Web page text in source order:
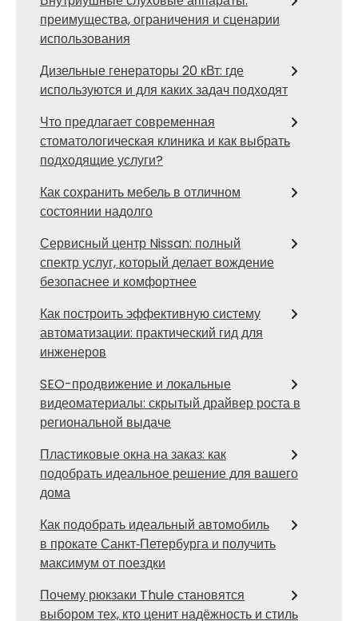
преимущества, ограничения и сценарии
использования
Дизельные генераторы 20 кВт: где
используются и для каких задач подходят
Что предлагает современная
стоматологическая клиника и как выбрать
подходящие услуги?
Как сохранить мебель в отличном
состоянии надолго
Сервисный центр Nissan: полный
спектр услуг, который делает вождение
безопаснее и комфортнее
Как построить эффективную систему
автоматизации: практический гид для
инженеров
SEO-продвижение и локальные
видеоматериалы: скрытый драйвер роста в
региональной выдаче
Пластиковые окна на заказ: как
подобрать идеальное решение для вашего
дома
Как подобрать идеальный автомобиль
в прокате Санкт‑Петербурга и получить
максимум от поездки
Почему рюкзаки Thule становятся
выбором тех, кто ценит надёжность и стиль